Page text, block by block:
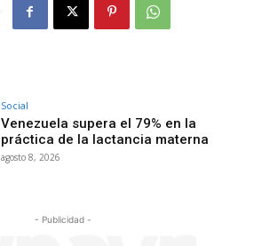
Social
Venezuela supera el 79% en la
práctica de la lactancia materna
agosto 8, 2026
- Publicidad -